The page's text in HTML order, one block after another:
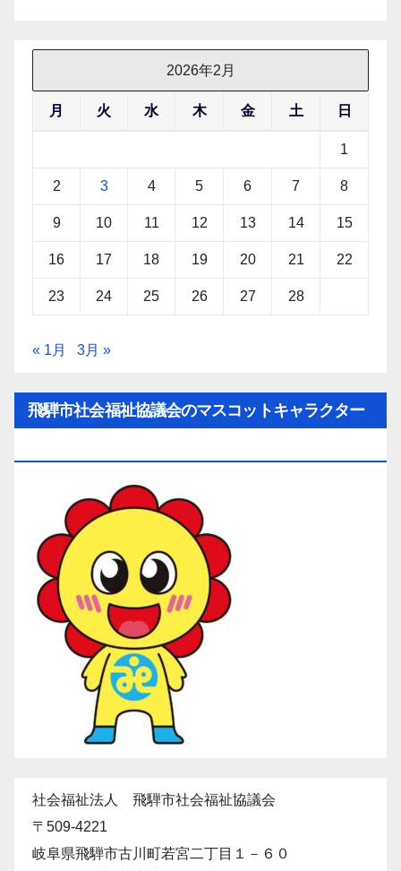
2026年2月
月 火 水 木 金 土 日
1
2 3 4 5 6 7 8
9 10 11 12 13 14 15
16 17 18 19 20 21 22
23 24 25 26 27 28
« 1月 3月 »
飛騨市社会福祉協議会のマスコットキャラクター
社会福祉法人 飛騨市社会福祉協議会
〒509-4221
岐阜県飛騨市古川町若宮二丁目１－６０